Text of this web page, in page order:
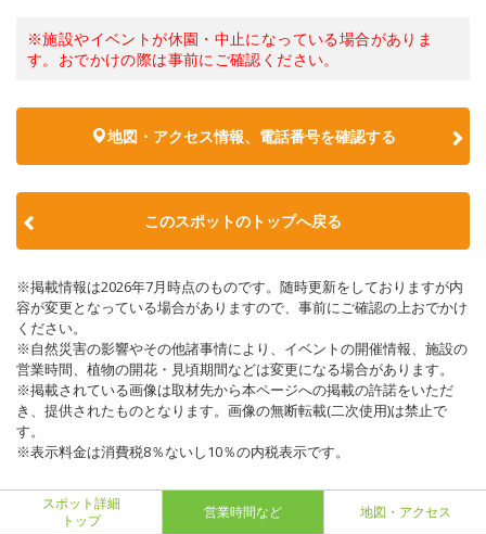
※施設やイベントが休園・中止になっている場合がありま
す。おでかけの際は事前にご確認ください。
地図・アクセス情報、電話番号を確認する
このスポットのトップへ戻る
※掲載情報は2026年7月時点のものです。随時更新をしておりますが内
容が変更となっている場合がありますので、事前にご確認の上おでかけ
ください。
※自然災害の影響やその他諸事情により、イベントの開催情報、施設の
営業時間、植物の開花・見頃期間などは変更になる場合があります。
※掲載されている画像は取材先から本ページへの掲載の許諾をいただ
き、提供されたものとなります。画像の無断転載(二次使用)は禁止で
す。
※表示料金は消費税8％ないし10％の内税表示です。
スポット詳細
トップ
営業時間など 地図・アクセス